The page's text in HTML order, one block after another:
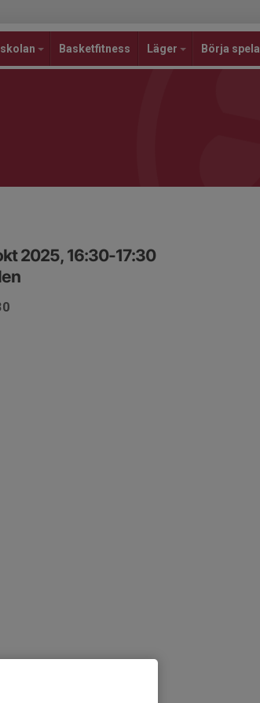
Basketfitness Läger Börja spela
2025, 16:30-17:30